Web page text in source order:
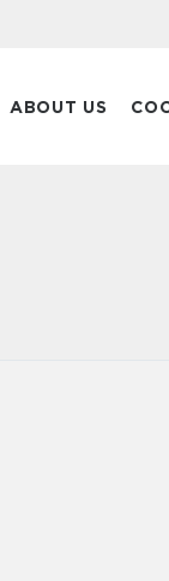
ABOUT US